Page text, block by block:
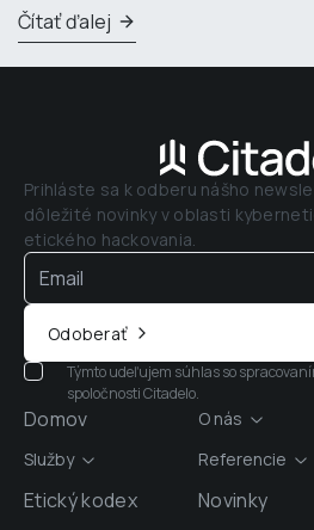
Čítať ďalej
Prihláste sa k odberu nášho
dôležité novinky v oblasti
etického hackovania.
Odoberať
Týmto udeľujem súhlas so
spoločnosti Citadelo.
Domov O nás
Služby Referencie
Etický kodex
Novinky